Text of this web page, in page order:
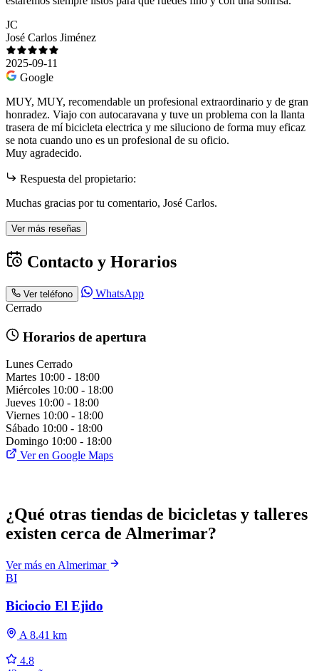
JC
José Carlos Jiménez
2025-09-11
Google
MUY, MUY, recomendable un profesional extraordinario y de gran
honradez. Viajo con autocaravana y tuve un problema con la llanta
trasera de mí bicicleta electrica y me siluciono de forma muy eficaz
se nota cuando uno es un profesional de su oficio.
Muy agradecido.
Respuesta del propietario:
Muchas gracias por tu comentario, José Carlos.
Ver más reseñas
Contacto y Horarios
Ver teléfono
WhatsApp
Cerrado
Horarios de apertura
Lunes Cerrado
Martes 10:00 - 18:00
Miércoles 10:00 - 18:00
Jueves 10:00 - 18:00
Viernes 10:00 - 18:00
Sábado 10:00 - 18:00
Domingo 10:00 - 18:00
Ver en Google Maps
¿Qué otras tiendas de bicicletas y talleres
existen cerca de Almerimar?
Ver más en Almerimar
BI
Biciocio El Ejido
A 8.41 km
4.8